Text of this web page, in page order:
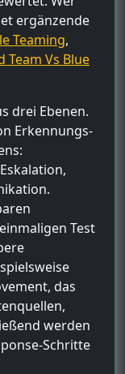
ergänzende
Teaming,
Team Vs Blue
drei Ebenen.
Erkennungs-
Test
das
werden
Schritte